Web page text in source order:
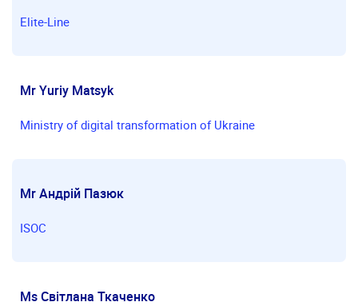
Elite-Line
Mr Yuriy Matsyk
Ministry of digital transformation of Ukraine
Mr Андрій Пазюк
ISOC
Ms Світлана Ткаченко